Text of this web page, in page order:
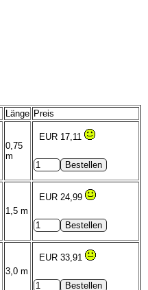
Länge Preis
0,75
m
EUR 17,11
1,5 m
EUR 24,99
3,0 m
EUR 33,91